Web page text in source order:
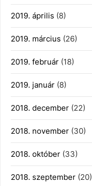
2019. április (8)
2019. március (26)
2019. február (18)
2019. január (8)
2018. december (22)
2018. november (30)
2018. október (33)
2018. szeptember (20)